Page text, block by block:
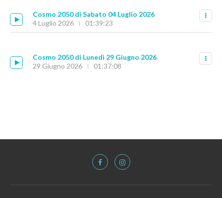
Cosmo 2050 di Sabato 04 Luglio 2026
4 Luglio 2026
01:39:23
Cosmo 2050 di Lunedì 29 Giugno 2026
29 Giugno 2026
01:37:08